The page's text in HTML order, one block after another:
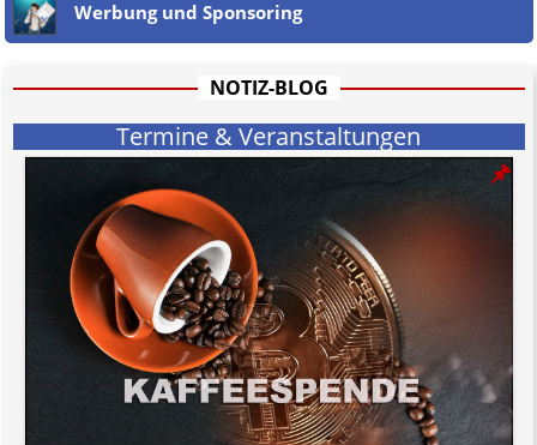
hat aufgrund der nicht Vertrags-gebundenen Wirksamkeit hpts.
informativen Charakter.
Werbung und Sponsoring
NOTIZ-BLOG
Termine & Veranstaltungen